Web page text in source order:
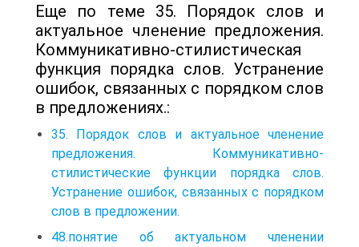
Еще по теме 35. Порядок слов и
актуальное членение предложения.
Коммуникативно-стилистическая
функция порядка слов. Устранение
ошибок, связанных с порядком слов
в предложениях.:
35. Порядок слов и актуальное членение
предложения. Коммуникативно-
стилистические функции порядка слов.
Устранение ошибок, связанных с порядком
слов в предложении.
48.понятие об актуальном членении